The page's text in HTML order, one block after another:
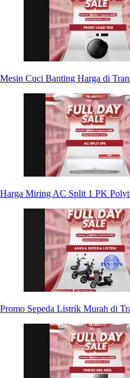
Mesin Cuci Banting Harga di
Harga Miring AC Split 1 PK
Promo Sepeda Listrik Murah di